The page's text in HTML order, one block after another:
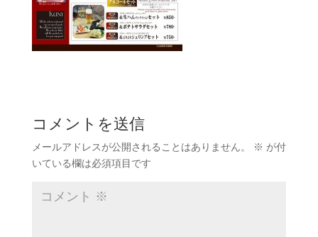
コメントを送信
メールアドレスが公開されることはありません。 ※ が付
いている欄は必須項目です